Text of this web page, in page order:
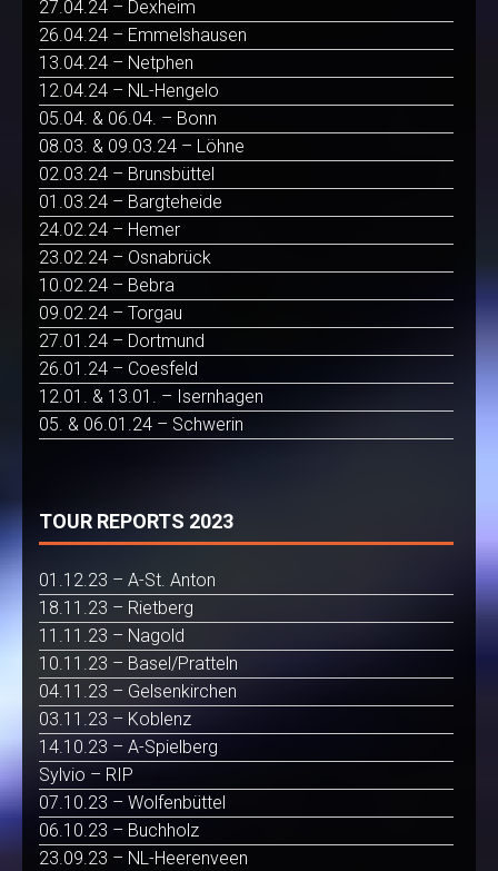
27.04.24 – Dexheim
26.04.24 – Emmelshausen
13.04.24 – Netphen
12.04.24 – NL-Hengelo
05.04. & 06.04. – Bonn
08.03. & 09.03.24 – Löhne
02.03.24 – Brunsbüttel
01.03.24 – Bargteheide
24.02.24 – Hemer
23.02.24 – Osnabrück
10.02.24 – Bebra
09.02.24 – Torgau
27.01.24 – Dortmund
26.01.24 – Coesfeld
12.01. & 13.01. – Isernhagen
05. & 06.01.24 – Schwerin
TOUR REPORTS 2023
01.12.23 – A-St. Anton
18.11.23 – Rietberg
11.11.23 – Nagold
10.11.23 – Basel/Pratteln
04.11.23 – Gelsenkirchen
03.11.23 – Koblenz
14.10.23 – A-Spielberg
Sylvio – RIP
07.10.23 – Wolfenbüttel
06.10.23 – Buchholz
23.09.23 – NL-Heerenveen